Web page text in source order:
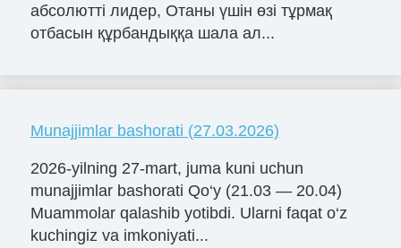
абсолютті лидер, Отаны үшін өзі тұрмақ
отбасын құрбандыққа шала ал...
Munajjimlar bashorati (27.03.2026)
2026-yilning 27-mart, juma kuni uchun
munajjimlar bashorati Qo‘y (21.03 — 20.04)
Muammolar qalashib yotibdi. Ularni faqat o‘z
kuchingiz va imkoniyati...